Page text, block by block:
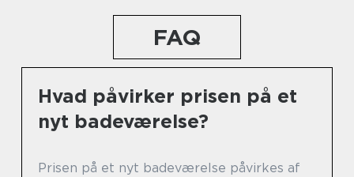
FAQ
Hvad påvirker prisen på et
nyt badeværelse?
Prisen på et nyt badeværelse påvirkes af